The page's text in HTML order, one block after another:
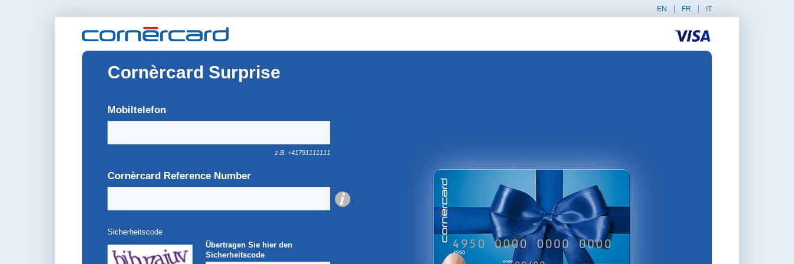
EN FR IT
Cornèrcard Surprise
Mobiltelefon
z.B. +41791111111
Cornèrcard Reference Number
Sicherheitscode
Übertragen Sie hier den
Sicherheitscode